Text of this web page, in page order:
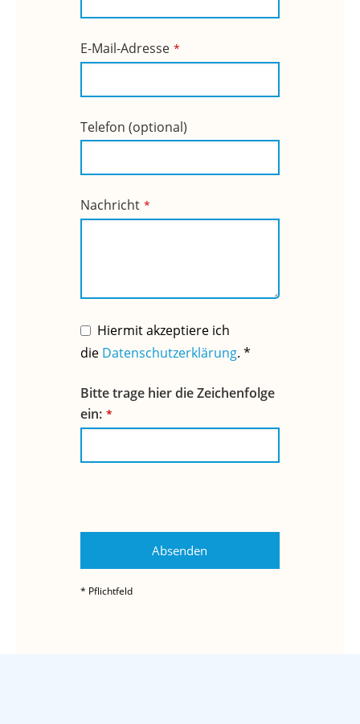
E-Mail-Adresse *
Telefon (optional)
Nachricht *
Hiermit akzeptiere ich
die Datenschutzerklärung. *
Bitte trage hier die Zeichenfolge
ein: *
Absenden
* Pflichtfeld